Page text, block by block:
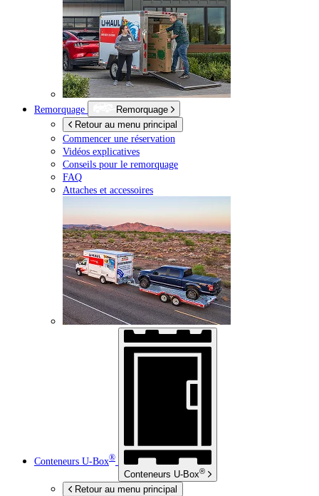
Remorquage
Remorquage
Retour au menu principal
Commencer une réservation
Vidéos explicatives
Conseils pour le remorquage
FAQ
Attaches et accessoires
Conteneurs U-Box®
Conteneurs U-Box®
Retour au menu principal